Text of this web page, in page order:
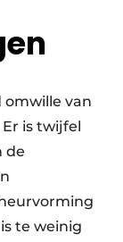
van
is twijfel
de
te weinig